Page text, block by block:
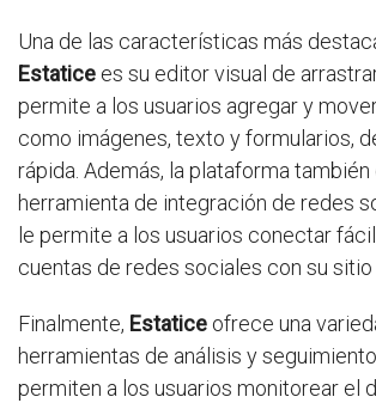
Una de las características más
Estatice es su editor visual de
permite a los usuarios agregar y
como imágenes, texto y formularios,
rápida. Además, la plataforma
herramienta de integración de redes
le permite a los usuarios conectar
cuentas de redes sociales con su sitio
Finalmente, Estatice ofrece una
herramientas de análisis y
permiten a los usuarios monitorear el